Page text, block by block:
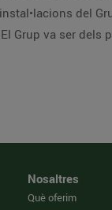
del
Grup va ser dels
Nosaltres
Què oferim